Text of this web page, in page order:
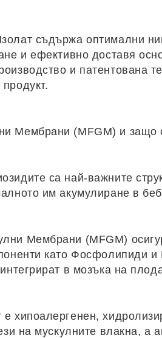
съдържа оптимални
и ефективно доставя
и патентована
Мембрани (MFGM) и защо
са най-важните
им акумулиране в
Мембрани (MFGM)
като Фосфолипиди
в мозъка на
е хипоалергенен,
на мускулните влакна,